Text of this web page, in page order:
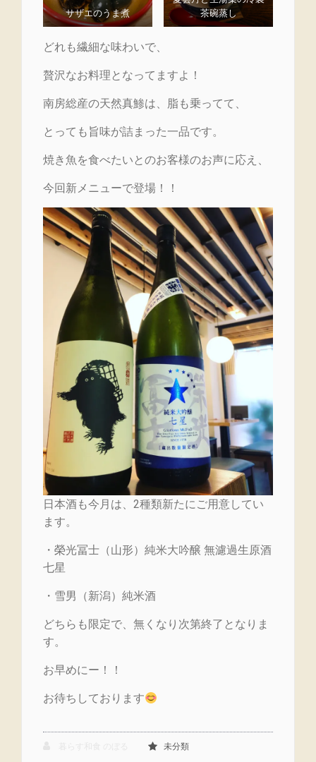
サザエのうま煮
茶碗蒸し
どれも繊細な味わいで、
贅沢なお料理となってますよ！
南房総産の天然真鯵は、脂も乗ってて、
とっても旨味が詰まった一品です。
焼き魚を食べたいとのお客様のお声に応え、
今回新メニューで登場！！
日本酒も今月は、2種類新たにご用意してい
ます。
・榮光冨士（山形）純米大吟醸 無濾過生原酒
七星
・雪男（新潟）純米酒
どちらも限定で、無くなり次第終了となりま
す。
お早めにー！！
お待ちしております
未分類